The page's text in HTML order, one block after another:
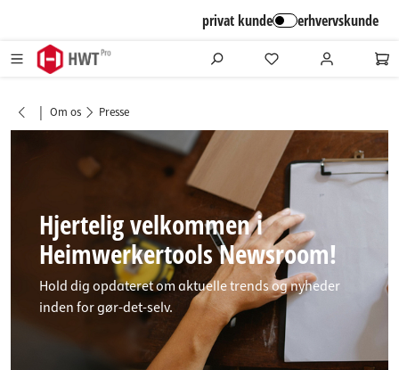
privat kunde erhvervskunde
| Om os Presse
Hjertelig velkommen i
Heimwerkertools Newsroom!
Hold dig opdateret om aktuelle trends og nyheder
inden for gør-det-selv.